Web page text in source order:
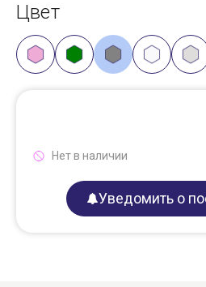
Цвет
Нет в наличии
Уведомить о